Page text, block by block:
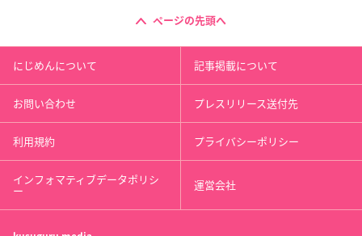
ページの先頭へ
にじめんについて 記事掲載について
お問い合わせ プレスリリース送付先
利用規約 プライバシーポリシー
インフォマティブデータポリシ
ー 運営会社